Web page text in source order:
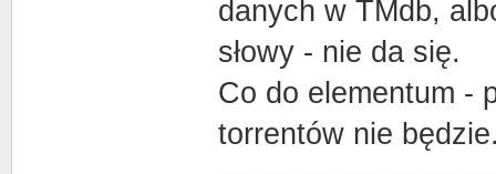
danych w TMdb,
słowy - nie da się.
Co do elementum -
torrentów nie